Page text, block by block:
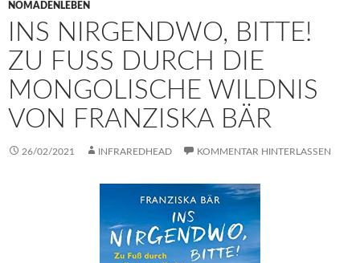
NOMADENLEBEN
INS NIRGENDWO, BITTE!
ZU FUSS DURCH DIE M
ONGOLISCHE WILDNIS V
ON FRANZISKA BÄR
26/02/2021 INFRAREDHEAD KOMMENTAR HINTERLASSEN